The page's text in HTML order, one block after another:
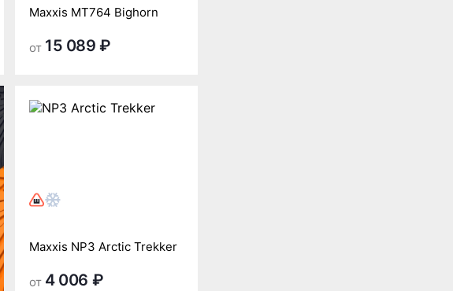
Maxxis MT764 Bighorn
от 15 089 ₽
Maxxis NP3 Arctic Trekker
от 4 006 ₽